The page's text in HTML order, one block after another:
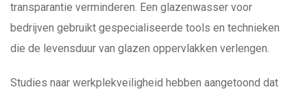
transparantie verminderen. Een glazenwasser voor
bedrijven gebruikt gespecialiseerde tools en technieken
die de levensduur van glazen oppervlakken verlengen.
Studies naar werkplekveiligheid hebben aangetoond dat